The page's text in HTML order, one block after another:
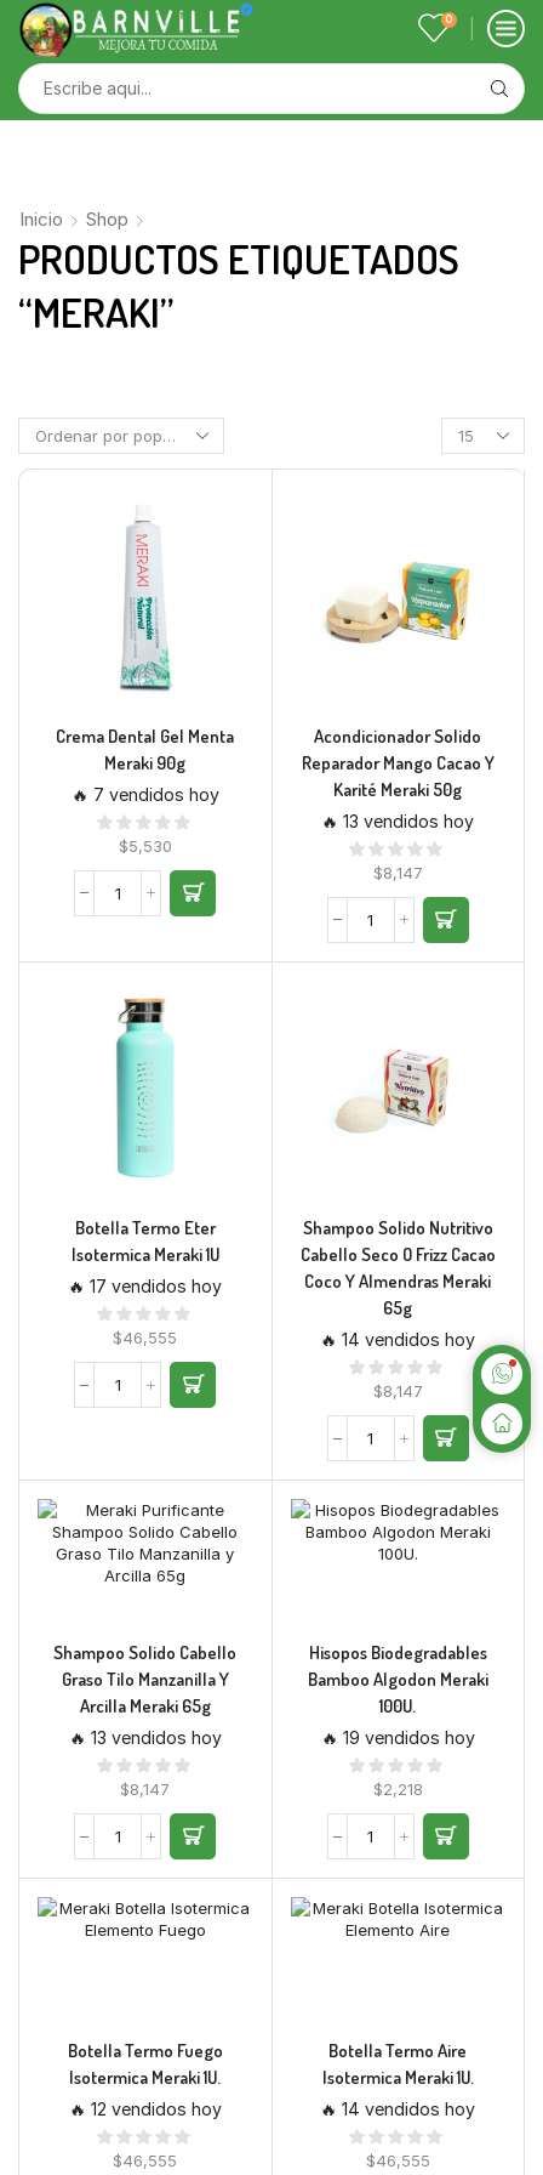
0
Inicio Shop
PRODUCTOS ETIQUETADOS
“MERAKI”
Crema Dental Gel Menta
Meraki 90g
🔥 7 vendidos hoy
$5,530
Acondicionador Solido
Reparador Mango Cacao Y
Karité Meraki 50g
🔥 13 vendidos hoy
$8,147
Botella Termo Eter
Isotermica Meraki 1U
🔥 17 vendidos hoy
$46,555
Shampoo Solido Nutritivo
Cabello Seco O Frizz Cacao
Coco Y Almendras Meraki
65g
🔥 14 vendidos hoy
$8,147
Shampoo Solido Cabello
Graso Tilo Manzanilla Y
Arcilla Meraki 65g
🔥 13 vendidos hoy
$8,147
Hisopos Biodegradables
Bamboo Algodon Meraki
100U.
🔥 19 vendidos hoy
$2,218
Botella Termo Fuego
Isotermica Meraki 1U.
🔥 12 vendidos hoy
$46,555
Botella Termo Aire
Isotermica Meraki 1U.
🔥 14 vendidos hoy
$46,555